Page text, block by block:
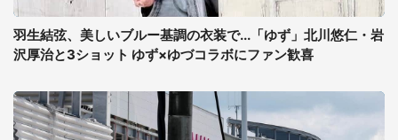
羽生結弦、美しいブルー基調の衣装で...「ゆず」北川悠仁・岩
沢厚治と3ショット ゆず×ゆづコラボにファン歓喜